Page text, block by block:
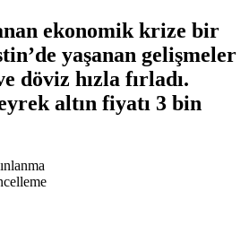
ekonomik krize bir
yaşanan gelişmeler
döviz hızla fırladı.
altın fiyatı 3 bin